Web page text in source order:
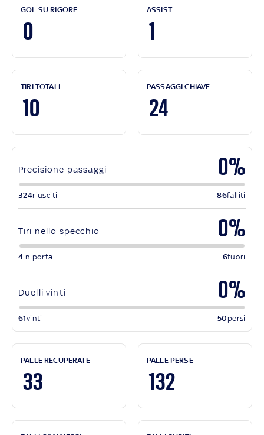
GOL SU RIGORE
0
ASSIST
1
TIRI TOTALI
10
PASSAGGI CHIAVE
24
Precisione passaggi 0%
324riusciti 86falliti
Tiri nello specchio 0%
4in porta 6fuori
Duelli vinti 0%
61vinti 50 persi
PALLE RECUPERATE
33
PALLE PERSE
132